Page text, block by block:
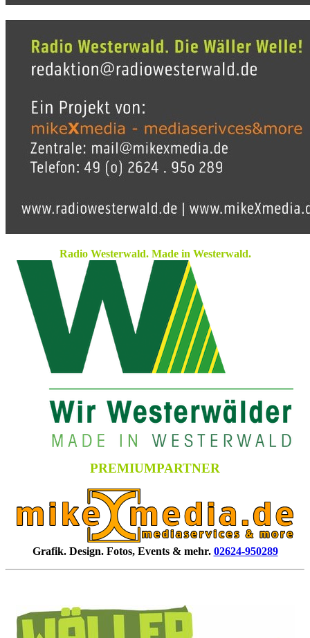
Radio Westerwald. Made in Westerwald.
PREMIUMPARTNER
Grafik. Design. Fotos, Events & mehr. 02624-950289